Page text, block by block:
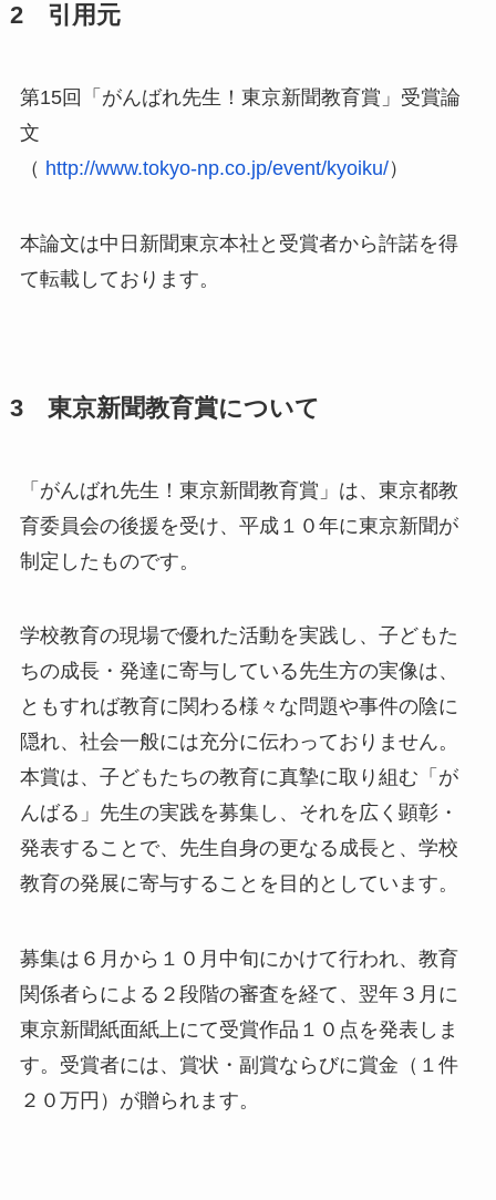
2 引用元
第15回「がんばれ先生！東京新聞教育賞」受賞論
文
（ http://www.tokyo-np.co.jp/event/kyoiku/）
本論文は中日新聞東京本社と受賞者から許諾を得
て転載しております。
3 東京新聞教育賞について
「がんばれ先生！東京新聞教育賞」は、東京都教
育委員会の後援を受け、平成１０年に東京新聞が
制定したものです。
学校教育の現場で優れた活動を実践し、子どもた
ちの成長・発達に寄与している先生方の実像は、
ともすれば教育に関わる様々な問題や事件の陰に
隠れ、社会一般には充分に伝わっておりません。
本賞は、子どもたちの教育に真摯に取り組む「が
んばる」先生の実践を募集し、それを広く顕彰・
発表することで、先生自身の更なる成長と、学校
教育の発展に寄与することを目的としています。
募集は６月から１０月中旬にかけて行われ、教育
関係者らによる２段階の審査を経て、翌年３月に
東京新聞紙面紙上にて受賞作品１０点を発表しま
す。受賞者には、賞状・副賞ならびに賞金（１件
２０万円）が贈られます。